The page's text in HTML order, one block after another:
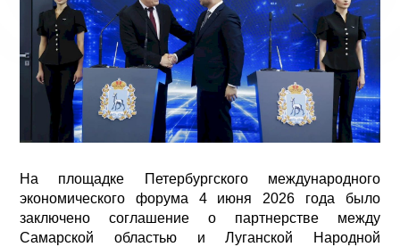
На площадке Петербургского международного
экономического форума 4 июня 2026 года было
заключено соглашение о партнерстве между
Самарской областью и Луганской Народной